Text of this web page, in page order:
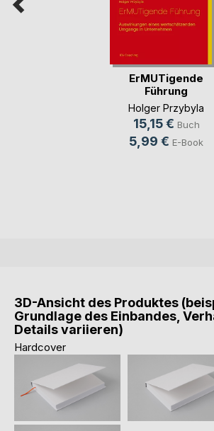
ErMUTigende
Führung
Holger Przybyla
15,15 € Buch
5,99 € E-Book
3D-Ansicht des Produktes
Grundlage des Einbandes,
Details variieren)
Hardcover